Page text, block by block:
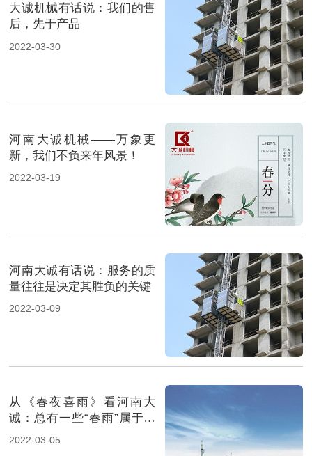
大诚机械有话说：我们的售
后，先于产品
2022-03-30
河南大诚机械——万象更
新，我们不负来年风景！
2022-03-19
河南大诚有话说：服务的质
量往往是决定其胜负的关键
2022-03-09
从《春夜喜雨》看河南大
诚：总有一些“春雨”属于大
诚工人
2022-03-05